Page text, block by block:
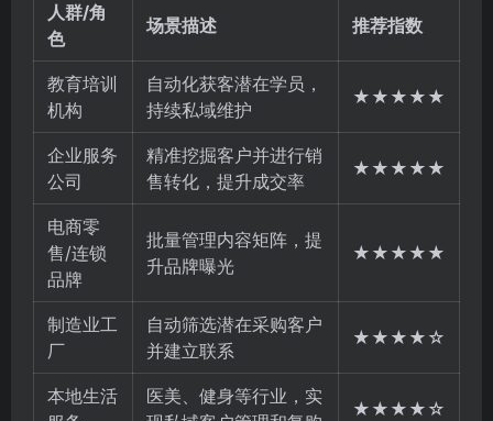
人群/角
色
场景描述 推荐指数
教育培训
机构
自动化获客潜在学员，
持续私域维护
★★★★★
企业服务
公司
精准挖掘客户并进行销
售转化，提升成交率
★★★★★
电商零
售/连锁
品牌
批量管理内容矩阵，提
升品牌曝光
★★★★★
制造业工
厂
自动筛选潜在采购客户
并建立联系
★★★★☆
本地生活
医美、健身等行业，实
★★★★☆